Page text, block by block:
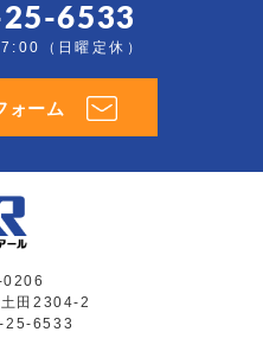
6533
（日曜定休）
ォーム
田2304-2
25-6533